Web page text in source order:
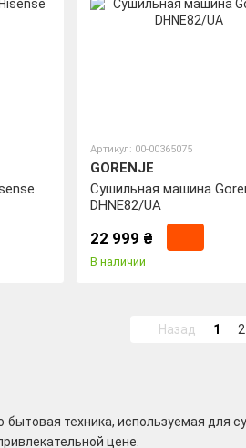
техника, используемая для
цене.
Артикул: 00-00365075
GORENJE
Сушильная машина
DHNE82/UA
22 999 ₴
В наличии
Назад 1 2